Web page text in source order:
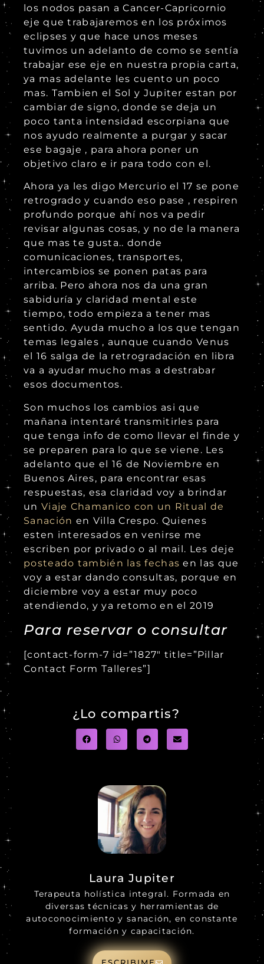
los nodos pasan a Cancer-Capricornio
eje que trabajaremos en los próximos
eclipses y que hace unos meses
tuvimos un adelanto de como se sentía
trabajar ese eje en nuestra propia carta,
ya mas adelante les cuento un poco
mas. Tambien el Sol y Jupiter estan por
cambiar de signo, donde se deja un
poco tanta intensidad escorpiana que
nos ayudo realmente a purgar y sacar
ese bagaje , para ahora poner un
objetivo claro e ir para todo con el.
Ahora ya les digo Mercurio el 17 se pone
retrogrado y cuando eso pase , respiren
profundo porque ahí nos va pedir
revisar algunas cosas, y no de la manera
que mas te gusta.. donde
comunicaciones, transportes,
intercambios se ponen patas para
arriba. Pero ahora nos da una gran
sabiduría y claridad mental este
tiempo, todo empieza a tener mas
sentido. Ayuda mucho a los que tengan
temas legales , aunque cuando Venus
el 16 salga de la retrogradación en libra
va a ayudar mucho mas a destrabar
esos documentos.
Son muchos los cambios asi que
mañana intentaré transmitirles para
que tenga info de como llevar el finde y
se preparen para lo que se viene. Les
adelanto que el 16 de Noviembre en
Buenos Aires, para encontrar esas
respuestas, esa claridad voy a brindar
un Viaje Chamanico con un Ritual de
Sanación en Villa Crespo. Quienes
esten interesados en venirse me
escriben por privado o al mail. Les deje
posteado también las fechas en las que
voy a estar dando consultas, porque en
diciembre voy a estar muy poco
atendiendo, y ya retomo en el 2019
Para reservar o consultar
[contact-form-7 id=”1827″ title=”Pillar
Contact Form Talleres”]
¿Lo compartis?
Laura Jupiter
Terapeuta holística integral. Formada en
diversas técnicas y herramientas de
autoconocimiento y sanación, en constante
formación y capacitación.